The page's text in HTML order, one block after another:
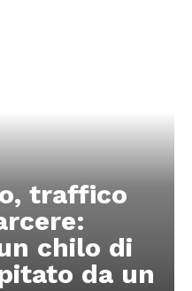
traffico
chilo di
da un